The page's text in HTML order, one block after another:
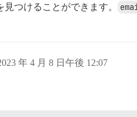
つけることができます。
年 4 月 8 日午後 12:07